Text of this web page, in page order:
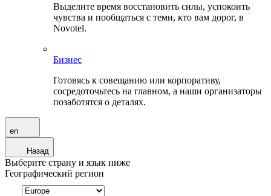
Выделите время восстановить силы, успокоить
чувства и пообщаться с теми, кто вам дорог, в
Novotel.
Бизнес
Готовясь к совещанию или корпоративу,
сосредоточьтесь на главном, а наши организаторы
позаботятся о деталях.
en
Назад
Выберите страну и язык ниже
Географический регион